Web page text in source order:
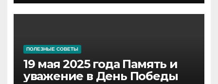
ПОЛЕЗНЫЕ СОВЕТЫ
19 мая 2025 года Память и
уважение в День Победы